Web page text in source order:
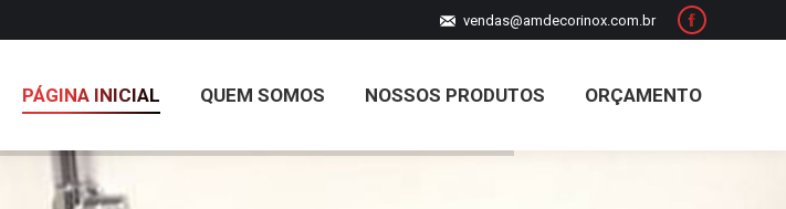
vendas@amdecorinox.com.br Facebook
PÁGINA INICIAL QUEM SOMOS NOSSOS PRODUTOS ORÇAMENTO
PÁGINA INICIAL QUEM SOMOS NOSSOS PRODUTOS ORÇAMENTO